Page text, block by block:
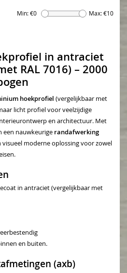
Min: €0 Max: €10
in antraciet
RAL 7016) – 2000
hoekprofiel (vergelijkbaar met
licht profiel voor veelzijdige
en architectuur. Met
een nauwkeurige randafwerking
moderne oplossing voor zowel
in antraciet (vergelijkbaar met
en buiten.
(axb)